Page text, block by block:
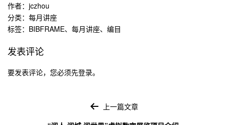
作者： jczhou
分类： 每月讲座
标签： BIBFRAME、 每月讲座、 编目
发表评论
要发表评论，您必须先登录。
上一篇文章